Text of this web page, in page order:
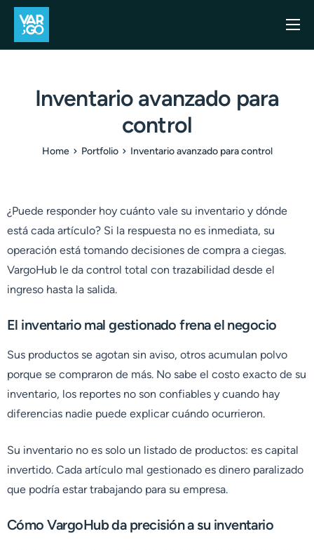
Inicio
BlogInventario avanzado para
control
Home Portfolio Inventario avanzado para control
¿Puede responder hoy cuánto vale su inventario y dónde
está cada artículo? Si la respuesta no es inmediata, su
operación está tomando decisiones de compra a ciegas.
VargoHub le da control total con trazabilidad desde el
ingreso hasta la salida.
El inventario mal gestionado frena el negocio
Sus productos se agotan sin aviso, otros acumulan polvo
porque se compraron de más. No sabe el costo exacto de su
inventario, los reportes no son confiables y cuando hay
diferencias nadie puede explicar cuándo ocurrieron.
Su inventario no es solo un listado de productos: es capital
invertido. Cada artículo mal gestionado es dinero paralizado
que podría estar trabajando para su empresa.
Cómo VargoHub da precisión a su inventario